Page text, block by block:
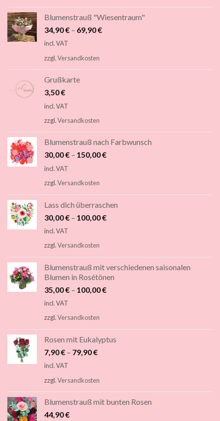
Blumenstrauß "Wiesentraum"
34,90€ – 69,90€
incl. VAT
zzgl.Versandkosten
Grußkarte
3,50€
incl. VAT
zzgl.Versandkosten
Blumenstrauß nach Farbwunsch
30,00€ – 150,00€
incl. VAT
zzgl.Versandkosten
Lass dich überraschen
30,00€ – 100,00€
incl. VAT
zzgl.Versandkosten
Blumenstrauß mit verschiedenen saisonalen
Blumen in Rosétönen
35,00€ – 100,00€
incl. VAT
zzgl.Versandkosten
Rosen mit Eukalyptus
7,90€ – 79,90€
incl. VAT
zzgl.Versandkosten
Blumenstrauß mit bunten Rosen
44,90€